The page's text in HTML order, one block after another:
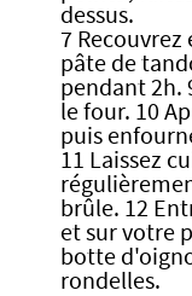
dessus.
7
pâte de
pendant 2h.
le four. 10
puis
11 Laissez
brûle. 12
et sur votre
botte
rondelles.